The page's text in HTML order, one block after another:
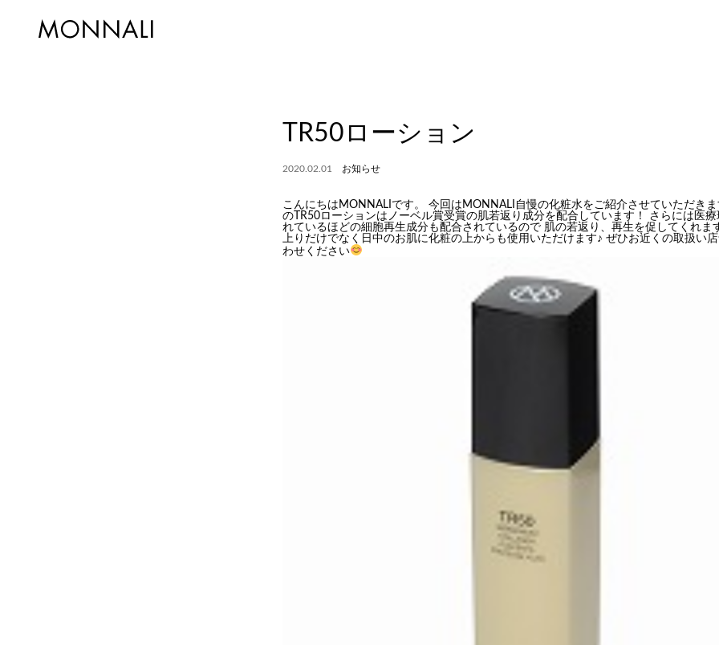
TR50ローション
2020.02.01 お知らせ
こんにちはMONNALIです。 今回はMONNALI自慢の化粧水をご紹介させていただき
のTR50ローションはノーベル賞受賞の肌若返り成分を配合しています！ さらには医
れているほどの細胞再生成分も配合されているので 肌の若返り、再生を促してくれま
上りだけでなく日中のお肌に化粧の上からも使用いただけます♪ ぜひお近くの取扱い
わせください